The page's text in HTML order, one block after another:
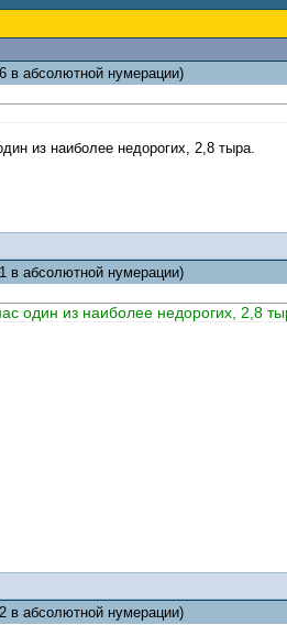
в абсолютной нумерации)
из наиболее недорогих, 2,8 тыра.
в абсолютной нумерации)
один из наиболее недорогих, 2,8
в абсолютной нумерации)